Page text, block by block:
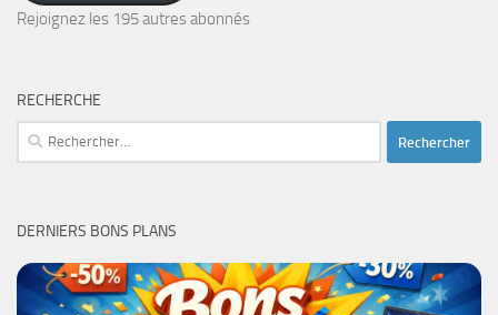
mail
Rejoignez les 195 autres abonnés
RECHERCHE
Rechercher :
DERNIERS BONS PLANS